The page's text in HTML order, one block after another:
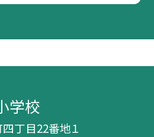
学校
丁目22番地１